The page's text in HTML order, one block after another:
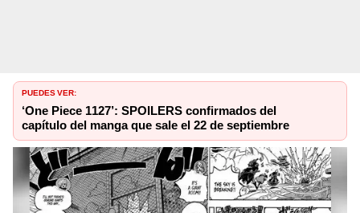
PUEDES VER:
‘One Piece 1127’: SPOILERS confirmados del
capítulo del manga que sale el 22 de septiembre